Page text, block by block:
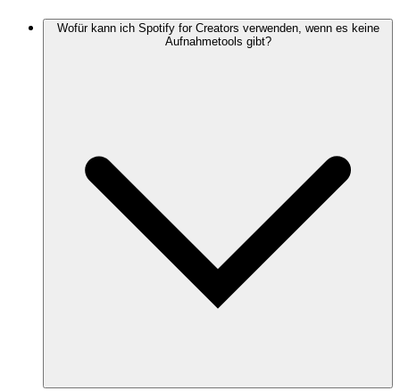
Wofür kann ich Spotify for Creators verwenden, wenn es keine
Aufnahmetools gibt?